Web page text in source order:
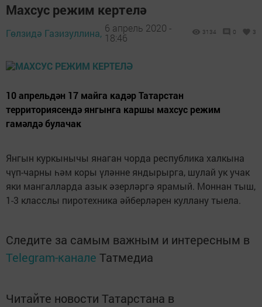
Махсус режим кертелә
Гөлзидә Газизуллина, 6 апрель 2020 -
18:46
3134 0 3
10 апрельдән 17 майга кадәр Татарстан
территориясендә янгынга каршы махсус режим
гамәлдә булачак
Янгын куркынычы янаган чорда республика халкына
чүп-чарны һәм коры үләнне яндырырга, шулай ук учак
яки мангалларда азык әзерләргә ярамый. Моннан тыш,
1-3 класслы пиротехника әйберләрен куллану тыела.
Следите за самым важным и интересным в
Telegram-канале Татмедиа
Читайте новости Татарстана в